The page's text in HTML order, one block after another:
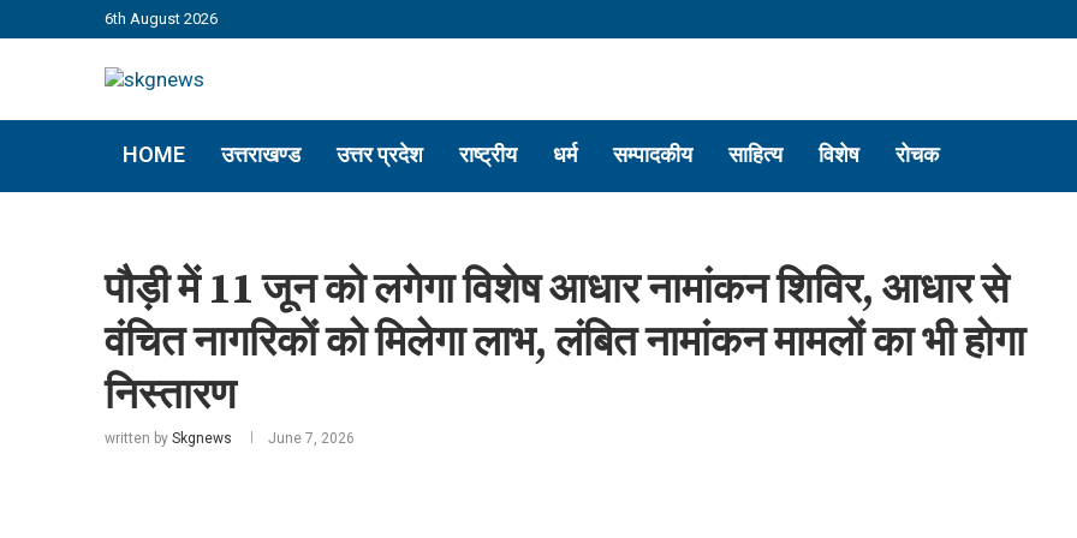
6th August 2026
HOME उत्तराखण्ड उत्तर प्रदेश राष्ट्रीय धर्म सम्पादकीय साहित्य विशेष रोचक
पौड़ी में 11 जून को लगेगा विशेष आधार नामांकन शिविर, आधार से
वंचित नागरिकों को मिलेगा लाभ, लंबित नामांकन मामलों का भी होगा
निस्तारण
written by Skgnews June 7, 2026